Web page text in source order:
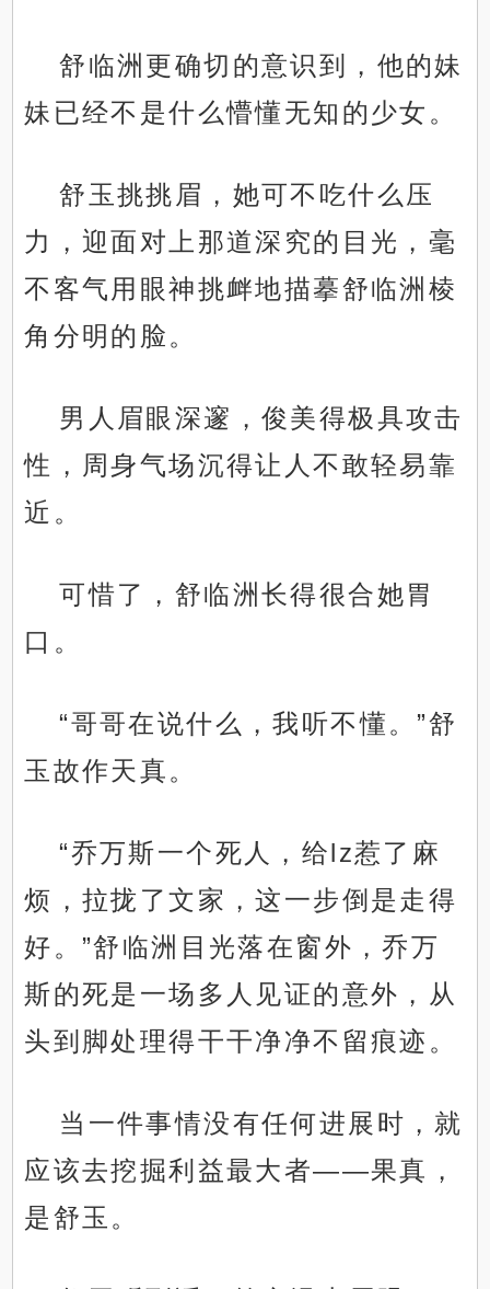
舒临洲更确切的意识到，他的妹
妹已经不是什么懵懂无知的少女。
舒玉挑挑眉，她可不吃什么压
力，迎面对上那道深究的目光，毫
不客气用眼神挑衅地描摹舒临洲棱
角分明的脸。
男人眉眼深邃，俊美得极具攻击
性，周身气场沉得让人不敢轻易靠
近。
可惜了，舒临洲长得很合她胃
口。
“哥哥在说什么，我听不懂。”舒
玉故作天真。
“乔万斯一个死人，给lz惹了麻
烦，拉拢了文家，这一步倒是走得
好。”舒临洲目光落在窗外，乔万
斯的死是一场多人见证的意外，从
头到脚处理得干干净净不留痕迹。
当一件事情没有任何进展时，就
应该去挖掘利益最大者——果真，
是舒玉。